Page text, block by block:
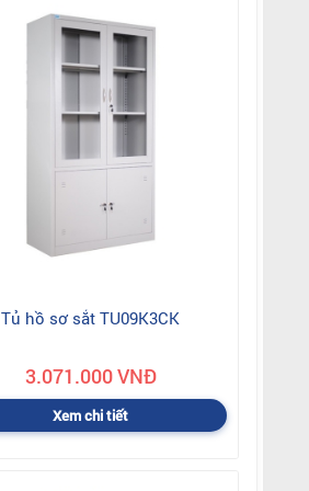
Tủ hồ sơ sắt TU09K3CK
3.071.000 VNĐ
Xem chi tiết